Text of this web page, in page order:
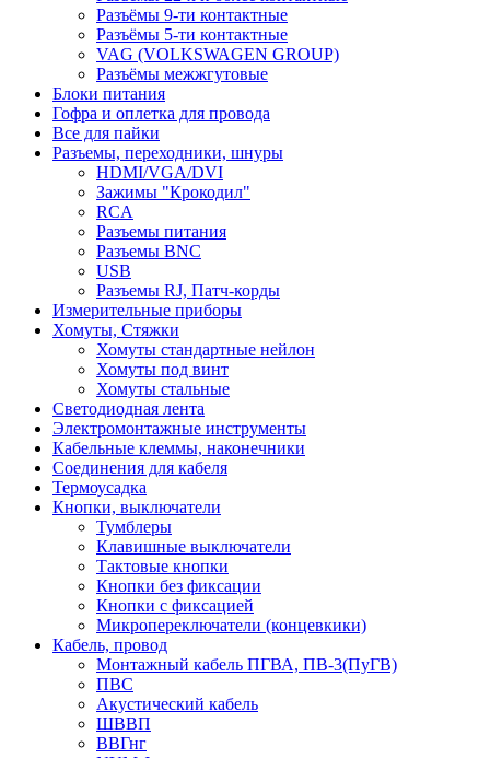
Разъёмы 9-ти контактные
Разъёмы 5-ти контактные
VAG (VOLKSWAGEN GROUP)
Разъёмы межжгутовые
Блоки питания
Гофра и оплетка для провода
Все для пайки
Разъемы, переходники, шнуры
HDMI/VGA/DVI
Зажимы "Крокодил"
RCA
Разъемы питания
Разъемы BNC
USB
Разъемы RJ, Патч-корды
Измерительные приборы
Хомуты, Стяжки
Хомуты стандартные нейлон
Хомуты под винт
Хомуты стальные
Светодиодная лента
Электромонтажные инструменты
Кабельные клеммы, наконечники
Соединения для кабеля
Термоусадка
Кнопки, выключатели
Тумблеры
Клавишные выключатели
Тактовые кнопки
Кнопки без фиксации
Кнопки с фиксацией
Микропереключатели (концевкики)
Кабель, провод
Монтажный кабель ПГВА, ПВ-3(ПуГВ)
ПВС
Акустический кабель
ШВВП
ВВГнг